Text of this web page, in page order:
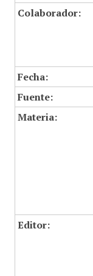
Colaborador:
Fecha:
Fuente:
Materia:
Editor: